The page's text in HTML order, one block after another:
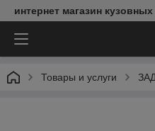
интернет магазин
Товары и услуги